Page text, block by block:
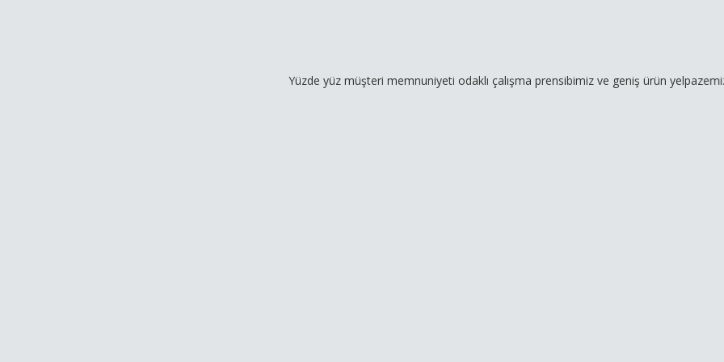
Yüzde yüz müşteri memnuniyeti odaklı çalışma prensibimiz ve geniş ürün yelpazemizle